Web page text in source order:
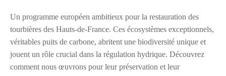
Un programme européen ambitieux pour la restauration des
tourbières des Hauts-de-France. Ces écosystèmes exceptionnels,
véritables puits de carbone, abritent une biodiversité unique et
jouent un rôle crucial dans la régulation hydrique. Découvrez
comment nous œuvrons pour leur préservation et leur